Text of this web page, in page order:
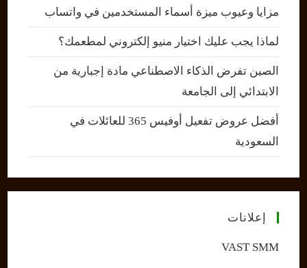
مزايا وعيوب ميزة أسماء المستخدمين في واتساب
لماذا يجب عليك اختيار منيو إلكتروني لمطعمك؟
الصين تفرض الذكاء الاصطناعي مادة إجبارية من
الابتدائي إلى الجامعة
أفضل عروض تفعيل أوفيس 365 للعائلات في
السعودية
إعلانات
VAST SMM